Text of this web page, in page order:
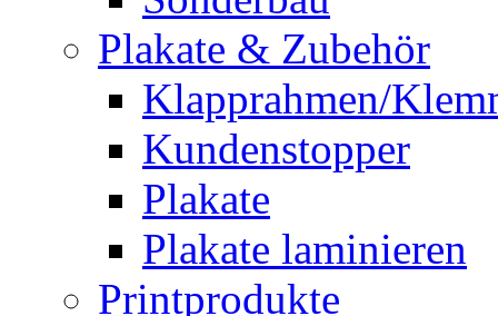
Plakate & Zubehör
Klapprahmen/
Kundenstopper
Plakate
Plakate laminieren
Printprodukte